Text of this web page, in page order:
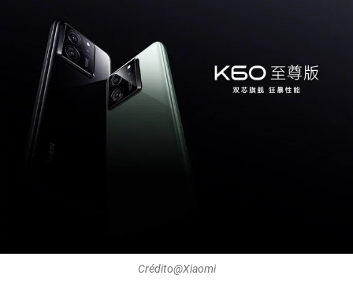
Crédito@Xiaomi